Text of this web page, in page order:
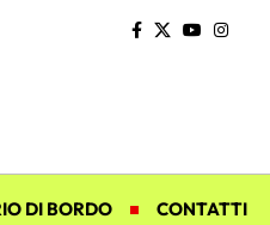
DI BORDO CONTATTI